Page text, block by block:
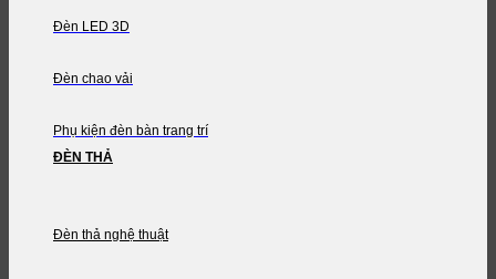
Đèn LED 3D
Đèn chao vải
Phụ kiện đèn bàn trang trí
ĐÈN THẢ
Đèn thả nghệ thuật